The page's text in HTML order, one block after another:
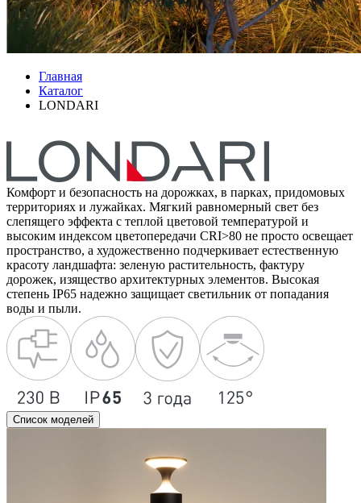
Главная
Каталог
LONDARI
Комфорт и безопасность на дорожках, в парках, придомовых
территориях и лужайках. Мягкий равномерный свет без
слепящего эффекта с теплой цветовой температурой и
высоким индексом цветопередачи CRI>80 не просто освещает
пространство, а художественно подчеркивает естественную
красоту ландшафта: зеленую растительность, фактуру
дорожек, изящество архитектурных элементов. Высокая
степень IP65 надежно защищает светильник от попадания
воды и пыли.
Список моделей